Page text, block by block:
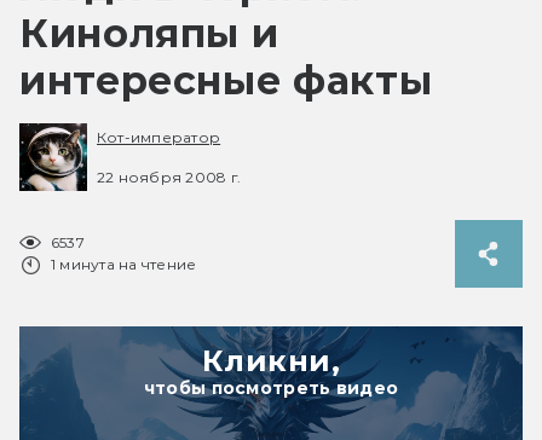
Киноляпы и
интересные факты
Кот-император
22 ноября 2008 г.
6537
1 минута на чтение
Кликни,
чтобы посмотреть видео